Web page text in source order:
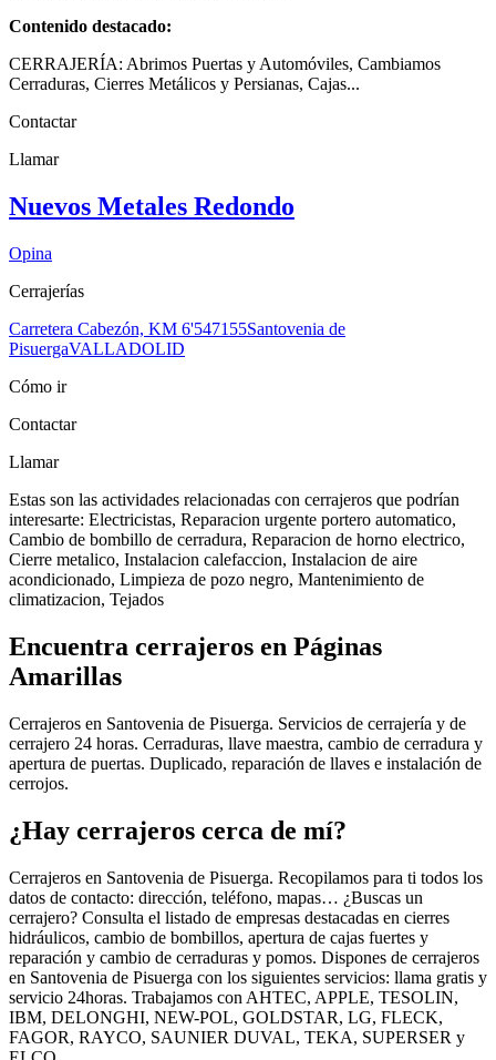
Contenido destacado:
CERRAJERÍA: Abrimos Puertas y Automóviles, Cambiamos
Cerraduras, Cierres Metálicos y Persianas, Cajas...
Contactar
Llamar
Nuevos Metales Redondo
Opina
Cerrajerías
Carretera Cabezón, KM 6'547155Santovenia de
PisuergaVALLADOLID
Cómo ir
Contactar
Llamar
Estas son las actividades relacionadas con cerrajeros que podrían
interesarte: Electricistas, Reparacion urgente portero automatico,
Cambio de bombillo de cerradura, Reparacion de horno electrico,
Cierre metalico, Instalacion calefaccion, Instalacion de aire
acondicionado, Limpieza de pozo negro, Mantenimiento de
climatizacion, Tejados
Encuentra cerrajeros en Páginas
Amarillas
Cerrajeros en Santovenia de Pisuerga. Servicios de cerrajería y de
cerrajero 24 horas. Cerraduras, llave maestra, cambio de cerradura y
apertura de puertas. Duplicado, reparación de llaves e instalación de
cerrojos.
¿Hay cerrajeros cerca de mí?
Cerrajeros en Santovenia de Pisuerga. Recopilamos para ti todos los
datos de contacto: dirección, teléfono, mapas… ¿Buscas un
cerrajero? Consulta el listado de empresas destacadas en cierres
hidráulicos, cambio de bombillos, apertura de cajas fuertes y
reparación y cambio de cerraduras y pomos. Dispones de cerrajeros
en Santovenia de Pisuerga con los siguientes servicios: llama gratis y
servicio 24horas. Trabajamos con AHTEC, APPLE, TESOLIN,
IBM, DELONGHI, NEW-POL, GOLDSTAR, LG, FLECK,
FAGOR, RAYCO, SAUNIER DUVAL, TEKA, SUPERSER y